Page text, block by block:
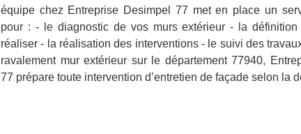
équipe chez Entreprise Desimpel 77 met en place un
pour : - le diagnostic de vos murs extérieur - la définition
réaliser - la réalisation des interventions - le suivi des
ravalement mur extérieur sur le département 77940,
77 prépare toute intervention d’entretien de façade selon la